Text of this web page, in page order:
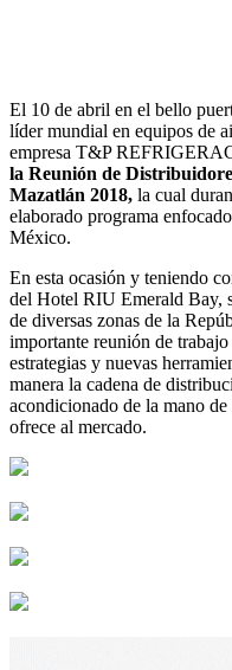
El 10 de abril en el bello
líder mundial en equipos de
empresa T&P
la Reunión de
Mazatlán 2018, la cual
elaborado programa
México.
En esta ocasión y teniendo
del Hotel RIU Emerald Bay,
de diversas zonas de la
importante reunión de
estrategias y nuevas
manera la cadena de
acondicionado de la mano
ofrece al mercado.